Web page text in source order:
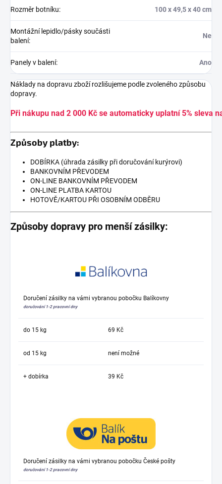
Rozměr botníku: 100 x 49,5 x 40 cm
Montážní lepidlo/pásky součásti
balení:
Ne
Panely v balení: Ano
Náklady na dopravu zboží rozlišujeme podle zvoleného způsobu
dopravy.
Při nákupu nad 2 000 Kč se automaticky uplatní 5% sleva
Způsoby platby:
DOBÍRKA (úhrada zásilky při doručování kurýrovi)
BANKOVNÍM PŘEVODEM
ON-LINE BANKOVNÍM PŘEVODEM
ON-LINE PLATBA KARTOU
HOTOVĚ/KARTOU PŘI OSOBNÍM ODBĚRU
Způsoby dopravy pro menší zásilky:
Doručení zásilky na vámi vybranou pobočku Balíkovny
doručování 1-2 pracovní dny
do 15 kg 69 Kč
od 15 kg není možné
+ dobírka 39 Kč
Doručení zásilky na vámi vybranou pobočku České pošty
doručování 1-2 pracovní dny